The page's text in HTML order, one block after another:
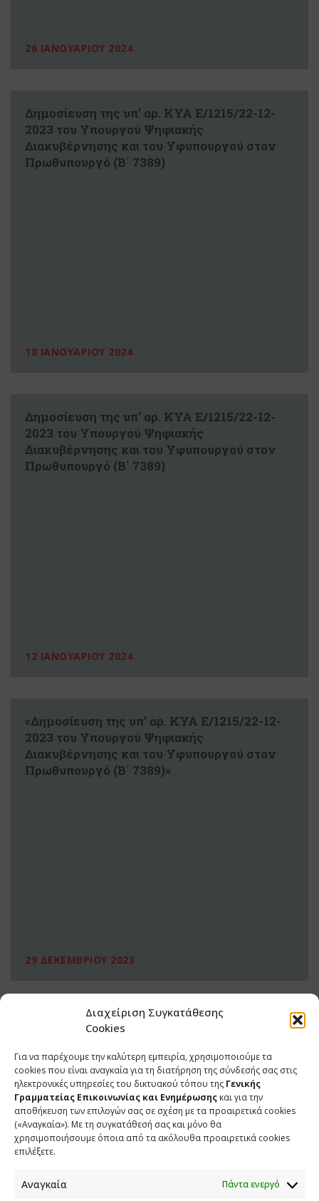
Διαχείριση Συγκατάθεσης
Cookies
Για να παρέχουμε την καλύτερη εμπειρία, χρησιμοποιούμε τα
cookies που είναι αναγκαία για τη διατήρηση της σύνδεσής σας στις
ηλεκτρονικές υπηρεσίες του δικτυακού τόπου της Γενικής
Γραμματείας Επικοινωνίας και Ενημέρωσης και για την
αποθήκευση των επιλογών σας σε σχέση με τα προαιρετικά cookies
(«Αναγκαία»). Με τη συγκατάθεσή σας και μόνο θα
χρησιμοποιήσουμε όποια από τα ακόλουθα προαιρετικά cookies
επιλέξετε.
Αναγκαία Πάντα ενεργό
26 ΙΑΝΟΥΑΡΙΟΥ 2024
Δημοσίευση της υπ’ αρ. ΚΥΑ Ε/1215/22-12-
2023 του Υπουργού Ψηφιακής
Διακυβέρνησης και του Υφυπουργού στον
Πρωθυπουργό (Β΄ 7389)
18 ΙΑΝΟΥΑΡΙΟΥ 2024
Δημοσίευση της υπ’ αρ. ΚΥΑ Ε/1215/22-12-
2023 του Υπουργού Ψηφιακής
Διακυβέρνησης και του Υφυπουργού στον
Πρωθυπουργό (Β΄ 7389)
12 ΙΑΝΟΥΑΡΙΟΥ 2024
«Δημοσίευση της υπ’ αρ. ΚΥΑ Ε/1215/22-12-
2023 του Υπουργού Ψηφιακής
Διακυβέρνησης και του Υφυπουργού στον
Πρωθυπουργό (Β΄ 7389)»
29 ΔΕΚΕΜΒΡΙΟΥ 2023
ΕΠΙΚΟΙΝΩΝΙΑ
Φραγκούδη 11 & Αλεξάνδρου Πάντου